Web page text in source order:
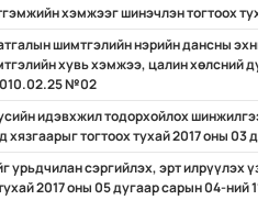
хэмжээг шинэчлэн тогтоох
шимтгэлийн нэрийн дансны
хувь хэмжээ, цалин хөлсний
№02
идэвхжил тодорхойлох
хязгаарыг тогтоох тухай 2017 оны 03
урьдчилан сэргийлэх, эрт илрүүлэх
2017 оны 05 дугаар сарын 04-ний 11